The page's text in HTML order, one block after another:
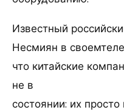
Известный
Несмиян в
что китайские
не в
состоянии: их просто